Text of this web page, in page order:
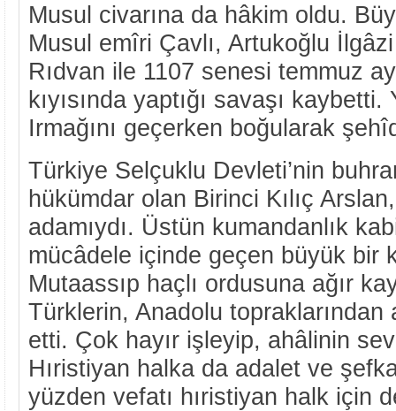
Musul civarına da hâkim oldu.
Musul emîri Çavlı, Artukoğlu
Rıdvan ile 1107 senesi temmuz
kıyısında yaptığı savaşı
Irmağını geçerken boğularak
Türkiye Selçuklu Devleti’nin
hükümdar olan Birinci Kılıç
adamıydı. Üstün kumandanlık
mücâdele içinde geçen büyük bir
Mutaassıp haçlı ordusuna ağır
Türklerin, Anadolu topraklarından
etti. Çok hayır işleyip, ahâlinin
Hıristiyan halka da adalet ve
yüzden vefatı hıristiyan halk için